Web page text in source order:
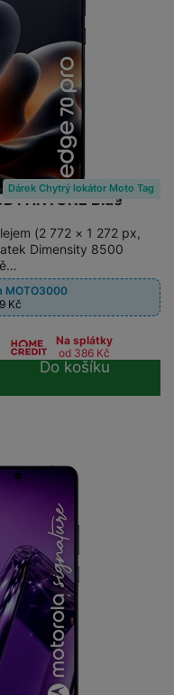
PANTONE Blue
Dárek Chytrý lokátor Moto Tag
(2 772 × 1 272 px,
Dimensity 8500
MOTO3000
Kč
Na splátky
od 386 Kč
Do košíku